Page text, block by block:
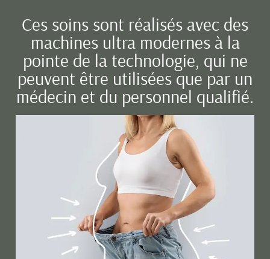
Ces soins sont réalisés avec des
machines ultra modernes à la
pointe de la technologie, qui ne
peuvent être utilisées que par un
médecin et du personnel qualifié.